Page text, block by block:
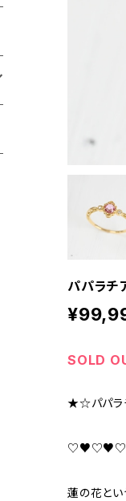
パパラチ
SOLD
★☆パパラ
蓮の花とい